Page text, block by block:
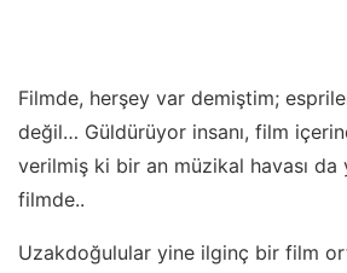
Filmde, herşey var demiştim;
değil… Güldürüyor insanı, film
verilmiş ki bir an müzikal havası
filmde..
Uzakdoğulular yine ilginç bir film